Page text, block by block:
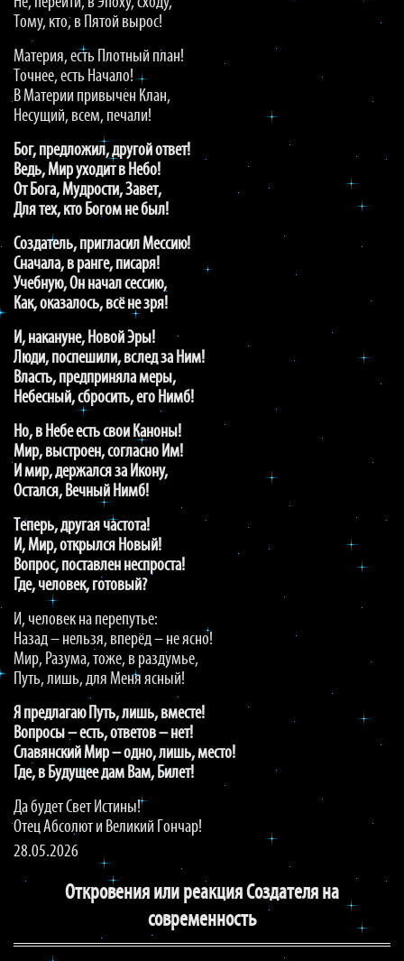
Тому, кто, в Пятой вырос!
Материя, есть Плотный план!
Точнее, есть Начало!
В Материи привычен Клан,
Несущий, всем, печали!
Бог, предложил, другой ответ!
Ведь, Мир уходит в Небо!
От Бога, Мудрости, Завет,
Для тех, кто Богом не был!
Создатель, пригласил Мессию!
Сначала, в ранге, писаря!
Учебную, Он начал сессию,
Как, оказалось, всё не зря!
И, накануне, Новой Эры!
Люди, поспешили, вслед за Ним!
Власть, предприняла меры,
Небесный, сбросить, его Нимб!
Но, в Небе есть свои Каноны!
Мир, выстроен, согласно Им!
И мир, держался за Икону,
Остался, Вечный Нимб!
Теперь, другая частота!
И, Мир, открылся Новый!
Вопрос, поставлен неспроста!
Где, человек, готовый?
И, человек на перепутье:
Назад – нельзя, вперёд – не ясно!
Мир, Разума, тоже, в раздумье,
Путь, лишь, для Меня ясный!
Я предлагаю Путь, лишь, вместе!
Вопросы – есть, ответов – нет!
Славянский Мир – одно, лишь, место!
Где, в Будущее дам Вам, Билет!
Да будет Свет Истины!
Отец Абсолют и Великий Гончар!
28.05.2026
Откровения или реакция Создателя на
современность